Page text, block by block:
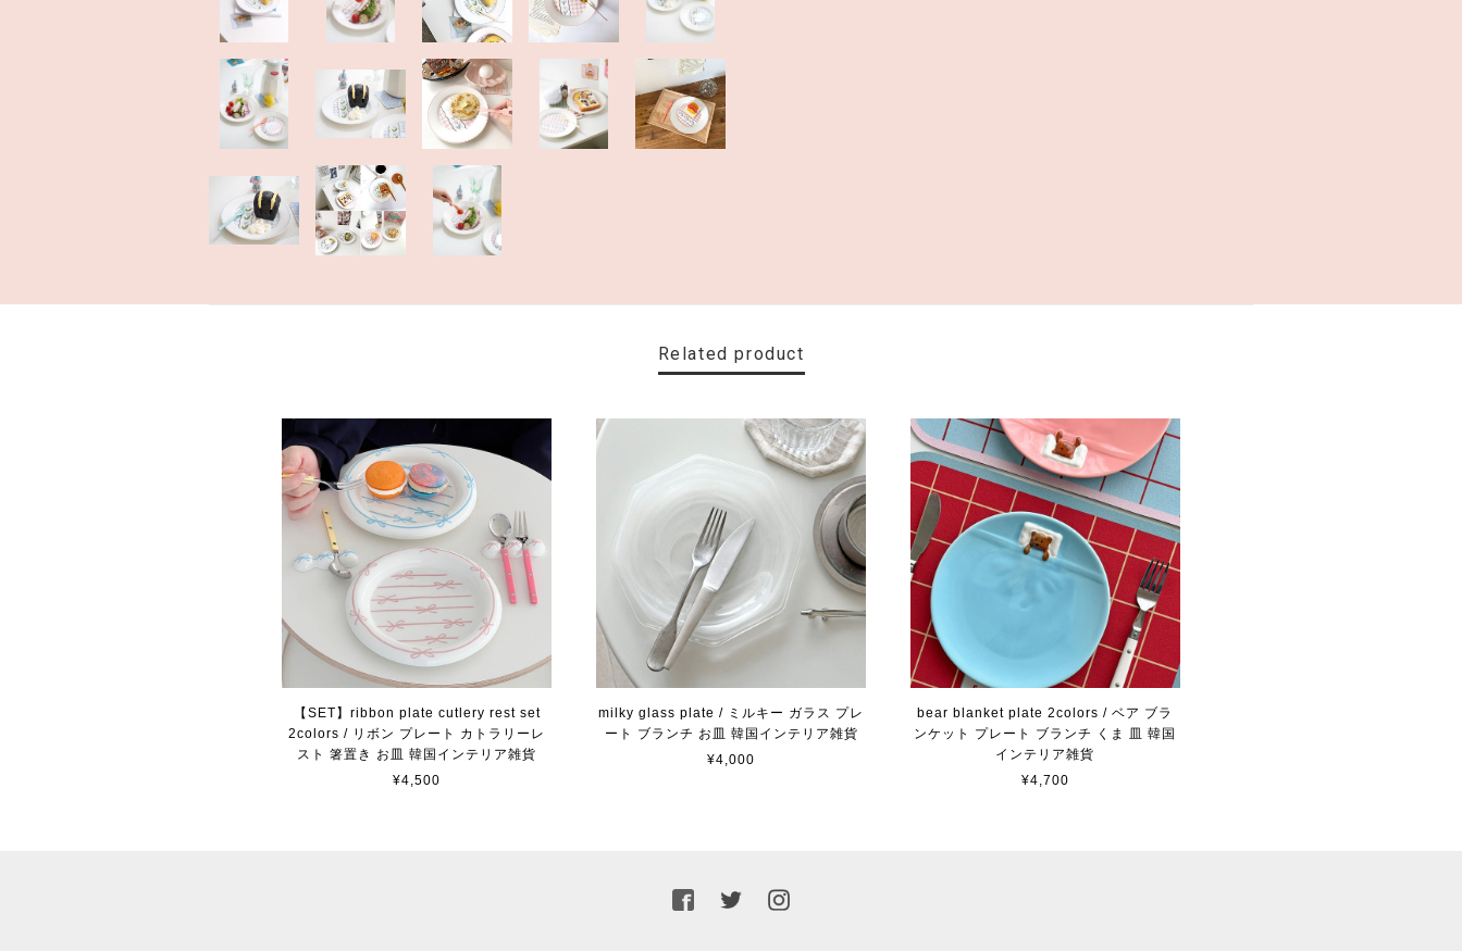
Related product
【SET】ribbon plate cutlery rest set
2colors / リボン プレート カトラリーレ
スト 箸置き お皿 韓国インテリア雑貨
¥4,500
milky glass plate / ミルキー ガラス プレ
ート ブランチ お皿 韓国インテリア雑貨
¥4,000
bear blanket plate 2colors / ベア ブラ
ンケット プレート ブランチ くま 皿 韓国
インテリア雑貨
¥4,700